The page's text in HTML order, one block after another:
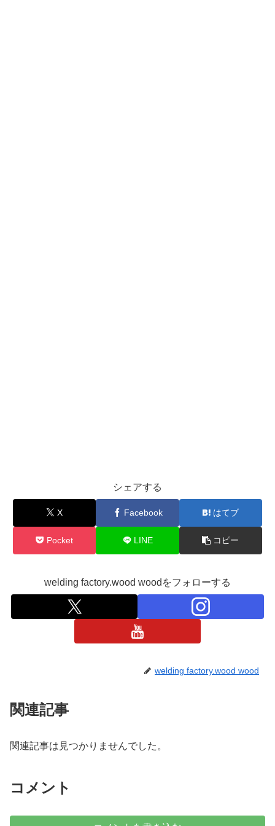
シェアする
X Facebook はてブ
Pocket LINE コピー
welding factory.wood woodをフォローする
welding factory.wood wood
関連記事
関連記事は見つかりませんでした。
コメント